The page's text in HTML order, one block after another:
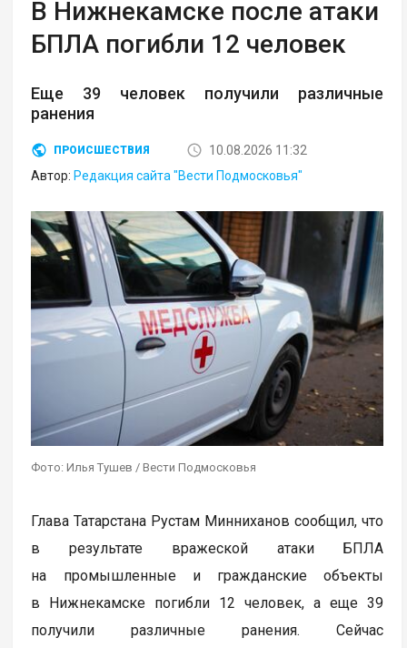
В Нижнекамске после атаки
БПЛА погибли 12 человек
Еще 39 человек получили различные
ранения
ПРОИСШЕСТВИЯ
10.08.2026 11:32
Автор: Редакция сайта "Вести Подмосковья"
Фото: Илья Тушев / Вести Подмосковья
Глава Татарстана Рустам Минниханов сообщил, что
в результате вражеской атаки БПЛА
на промышленные и гражданские объекты
в Нижнекамске погибли 12 человек, а еще 39
получили различные ранения. Сейчас